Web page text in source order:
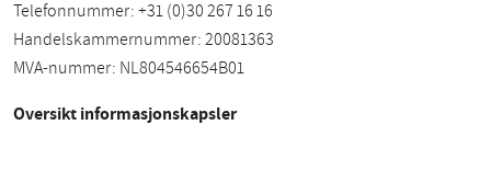
Telefonnummer: +31 (0)30 267 16 16
Handelskammernummer: 20081363
MVA-nummer: NL804546654B01
Oversikt informasjonskapsler